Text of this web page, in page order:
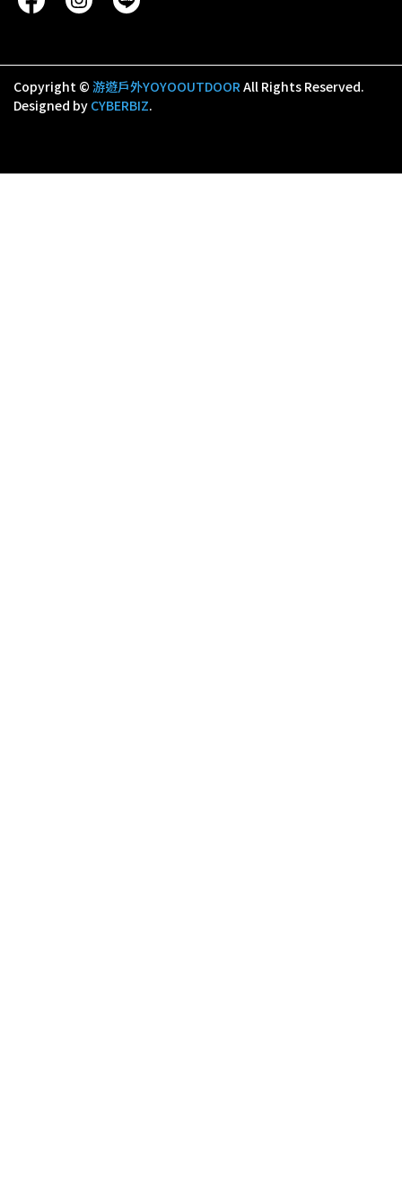
Copyright © 游遊戶外YOYOOUTDOORAll Rights Reserved.
Designed by CYBERBIZ.